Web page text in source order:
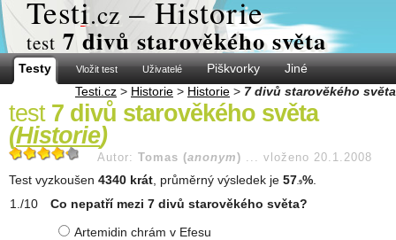
Testi.cz – Historie
test 7 divů starověkého světa
Testy Vložit test Uživatelé Piškvorky
Jiné
Testi.cz > Historie > Historie > 7 divů starověkého světa
test 7 divů starověkého světa
(Historie)
Autor: Tomas (anonym ) ... vloženo 20.1.2008
Test vyzkoušen 4340 krát , průměrný výsledek je 57 .9%
Co nepatří mezi 7 divů starověkého světa?
Artemidin chrám v Efesu